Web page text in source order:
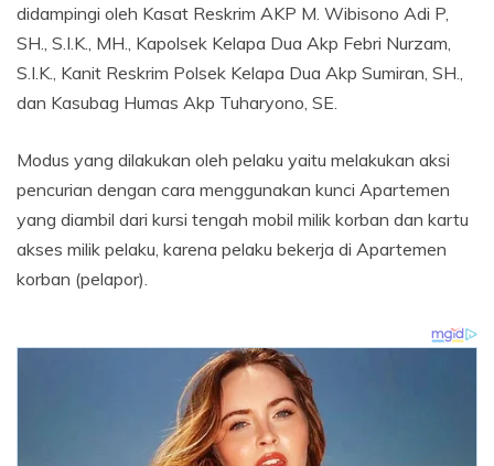
didampingi oleh Kasat Reskrim AKP M. Wibisono Adi P,
SH., S.I.K., MH., Kapolsek Kelapa Dua Akp Febri Nurzam,
S.I.K., Kanit Reskrim Polsek Kelapa Dua Akp Sumiran, SH.,
dan Kasubag Humas Akp Tuharyono, SE.
Modus yang dilakukan oleh pelaku yaitu melakukan aksi
pencurian dengan cara menggunakan kunci Apartemen
yang diambil dari kursi tengah mobil milik korban dan kartu
akses milik pelaku, karena pelaku bekerja di Apartemen
korban (pelapor).